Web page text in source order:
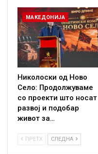
МАКЕДОНИЈА
Николоски од Ново
Село: Продолжуваме
со проекти што носат
развој и подобар
живот за…
ПРЕТХ СЛЕДНА